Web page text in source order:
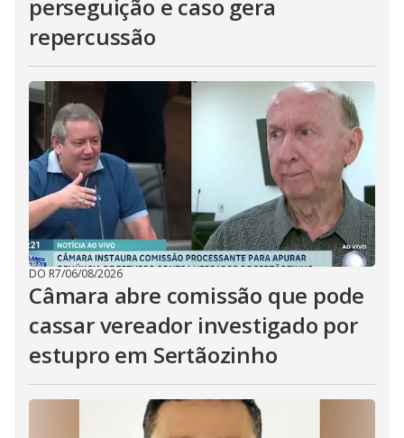
perseguição e caso gera
repercussão
DO R7/06/08/2026
Câmara abre comissão que pode
cassar vereador investigado por
estupro em Sertãozinho